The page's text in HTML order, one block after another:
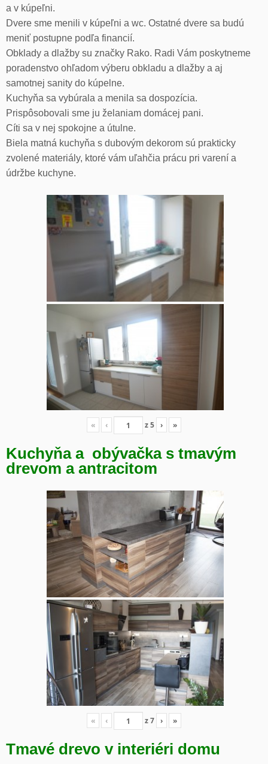
a v kúpeľni.
Dvere sme menili v kúpeľni a wc. Ostatné dvere sa budú
meniť postupne podľa financií.
Obklady a dlažby su značky Rako. Radi Vám poskytneme
poradenstvo ohľadom výberu obkladu a dlažby a aj
samotnej sanity do kúpelne.
Kuchyňa sa vybúrala a menila sa dospozícia.
Prispôsobovali sme ju želaniam domácej pani.
Cíti sa v nej spokojne a útulne.
Biela matná kuchyňa s dubovým dekorom sú prakticky
zvolené materiály, ktoré vám uľahčia prácu pri varení a
údržbe kuchyne.
« ‹ z5 › »
Kuchyňa a obývačka s tmavým
drevom a antracitom
« ‹ z7 › »
Tmavé drevo v interiéri domu